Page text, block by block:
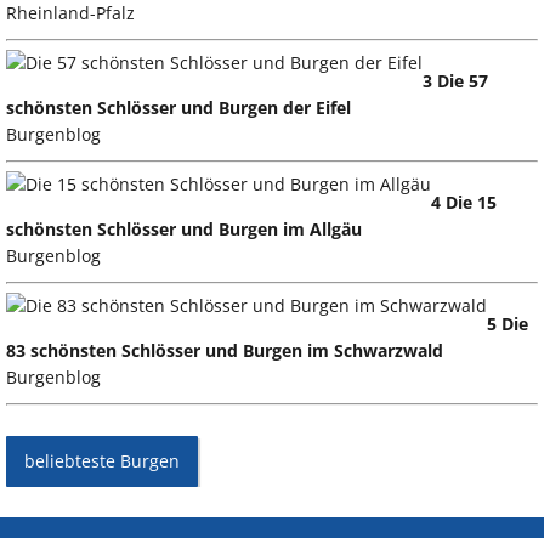
Rheinland-Pfalz
3 Die 57
schönsten Schlösser und Burgen der Eifel
Burgenblog
4 Die 15
schönsten Schlösser und Burgen im Allgäu
Burgenblog
5 Die
83 schönsten Schlösser und Burgen im Schwarzwald
Burgenblog
beliebteste Burgen